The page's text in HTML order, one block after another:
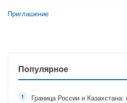
Приглашение
Популярное
Граница России и